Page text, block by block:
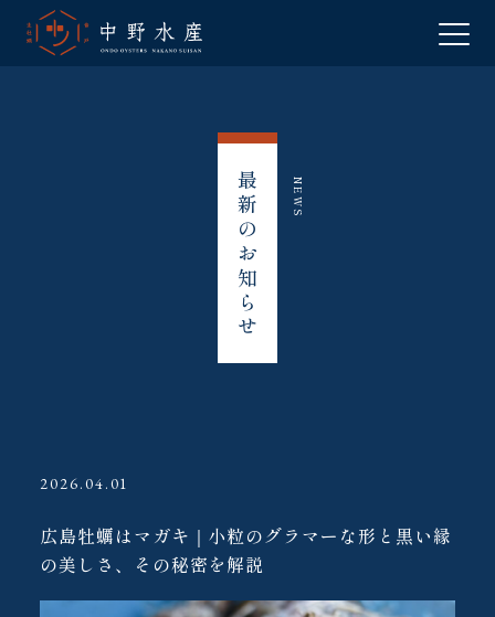
NEWS
最新のお知らせ
2026.04.01
広島牡蠣はマガキ｜小粒のグラマーな形と黒い縁
の美しさ、その秘密を解説